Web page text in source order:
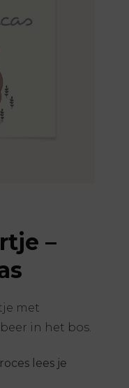
–
met
in het bos.
lees je